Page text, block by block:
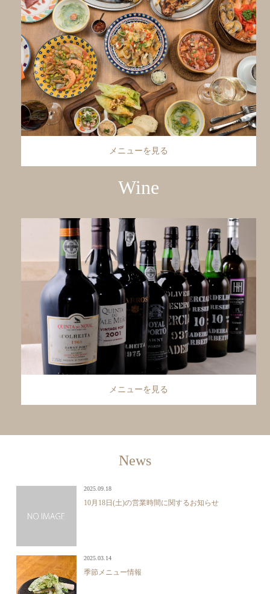
メニューを見る
Wine
メニューを見る
News
2025.09.18
10月18日(土)の営業時間に関するお知らせ
2025.03.14
季節メニュー情報